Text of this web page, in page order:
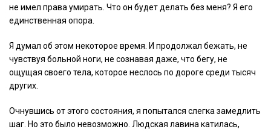
не имел права умирать. Что он будет делать без меня? Я его
единственная опора.
Я думал об этом некоторое время. И продолжал бежать, не
чувствуя больной ноги, не сознавая даже, что бегу, не
ощущая своего тела, которое неслось по дороге среди тысяч
других.
Очнувшись от этого состояния, я попытался слегка замедлить
шаг. Но это было невозможно. Людская лавина катилась,